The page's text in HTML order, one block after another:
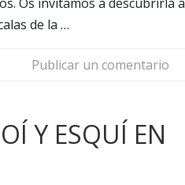
de la …
Publicar un comentario
Y ESQUÍ EN